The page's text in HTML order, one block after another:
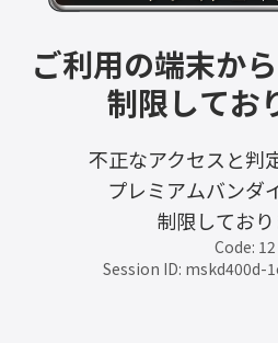
ご利用の端末か
制限してお
不正なアクセスと判
プレミアムバンダ
制限しており
Code: 12
Session ID: mskd400d-